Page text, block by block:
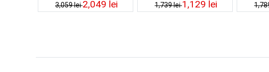
3,059 lei2,049 lei 1,739 lei1,129 lei